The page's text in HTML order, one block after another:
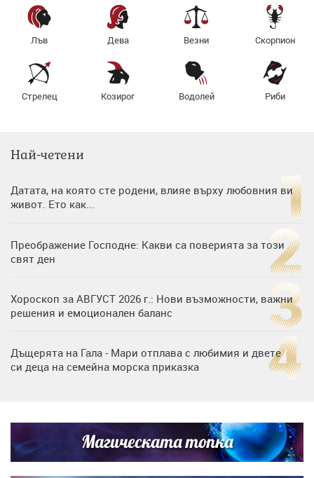
Лъв Дева Везни Скорпион
Стрелец Козирог Водолей Риби
Най-четени
Датата, на която сте родени, влияе върху любовния ви
живот. Ето как...
Преображение Господне: Какви са поверията за този
свят ден
Хороскоп за АВГУСТ 2026 г.: Нови възможности, важни
решения и емоционален баланс
Дъщерята на Гала - Мари отплава с любимия и двете
си деца на семейна морска приказка
Димов издадоха своето любимо място
Дъщерята на Тодор Батков вдигна сватба, Стоичков и
Братя Аргирови я изненадаха с песен
Магическата топка